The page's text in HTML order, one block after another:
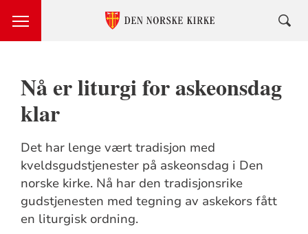
Nå er liturgi for askeonsdag
klar
Det har lenge vært tradisjon med
kveldsgudstjenester på askeonsdag i Den
norske kirke. Nå har den tradisjonsrike
gudstjenesten med tegning av askekors fått
en liturgisk ordning.